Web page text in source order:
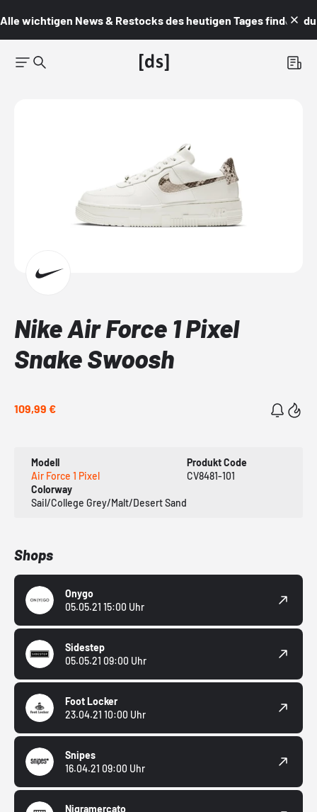
Alle wichtigen News & Restocks des heutigen Tages findest du
Nike Air Force 1 Pixel
Snake Swoosh
109,99 €
Modell
Air Force 1 Pixel
Produkt Code
CV8481-101
Colorway
Sail/College Grey/Malt/Desert Sand
Shops
Onygo
05.05.21 15:00 Uhr
Sidestep
05.05.21 09:00 Uhr
Foot Locker
23.04.21 10:00 Uhr
Snipes
16.04.21 09:00 Uhr
Nigramercato